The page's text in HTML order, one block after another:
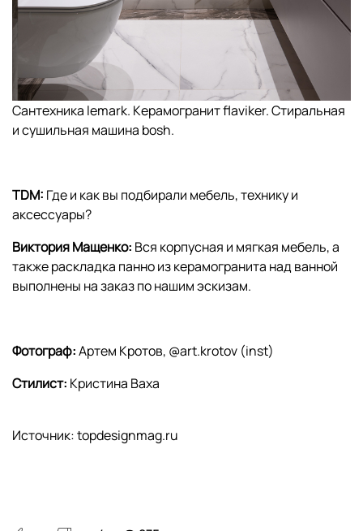
Сантехника lemark. Керамогранит flaviker. Стиральная
и сушильная машина bosh.
TDM: Где и как вы подбирали мебель, технику и
аксессуары?
Виктория Мащенко: Вся корпусная и мягкая мебель, а
также раскладка панно из керамогранита над ванной
выполнены на заказ по нашим эскизам.
Фотограф:Артем Кротов, @art.krotov (inst)
Стилист: Кристина Ваха
Источник: topdesignmag.ru